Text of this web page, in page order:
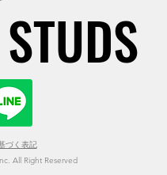
づく表記
All Right Reserved